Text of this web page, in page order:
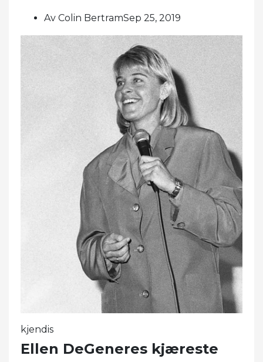
Av Colin BertramSep 25, 2019
kjendis
Ellen DeGeneres kjæreste